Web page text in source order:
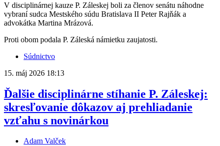
V disciplinárnej kauze P. Záleskej boli za členov senátu náhodne
vybraní sudca Mestského súdu Bratislava II Peter Rajňák a
advokátka Martina Mrázová.
Proti obom podala P. Záleská námietku zaujatosti.
Súdnictvo
15. máj 2026 18:13
Ďalšie disciplinárne stíhanie P. Záleskej:
skresľovanie dôkazov aj prehliadanie
vzťahu s novinárkou
Adam Valček